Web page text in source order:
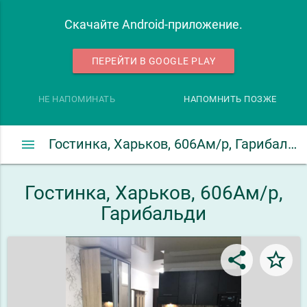
Скачайте Android-приложение.
ПЕРЕЙТИ В GOOGLE PLAY
НЕ НАПОМИНАТЬ НАПОМНИТЬ ПОЗЖЕ
Гостинка, Харьков, 606Ам/р, Гарибальди
menu
Гостинка, Харьков, 606Ам/р,
Гарибальди
share star_border